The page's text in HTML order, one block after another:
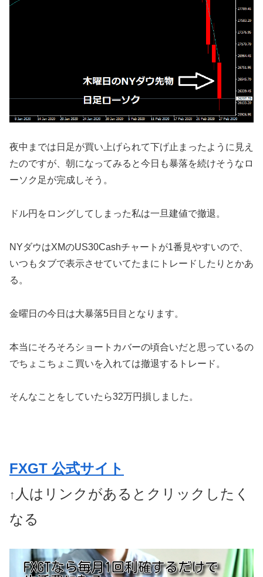
夜中までは日足が買い上げられて下げ止まったように見え
たのですが、朝になってみると今日も暴落を続けそうなロ
ーソク足が完成しそう。
ドル円をロングしてしまった私は一旦建値で撤退。
NYダウはXMのUS30Cashチャートが1番見やすいので、
いつもタブで表示させていてたまにトレードしたりとかあ
る。
金曜日の今日は大暴落5日目となります。
本当にそろそろショートカバーの頃合いだと思っているの
でちょこちょこ買いを入れては撤退するトレード。
そんなことをしていたら32万円損しました。
FXGT 公式サイト
↑ 人はリンクがあるとクリックしたく
なる